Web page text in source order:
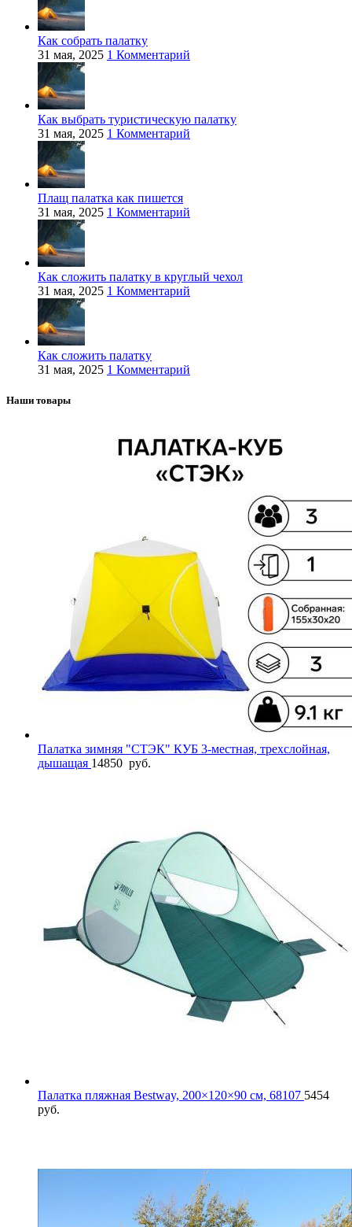
Как собрать палатку
31 мая, 2025 1 Комментарий
Как выбрать туристическую палатку
31 мая, 2025 1 Комментарий
Плащ палатка как пишется
31 мая, 2025 1 Комментарий
Как сложить палатку в круглый чехол
31 мая, 2025 1 Комментарий
Как сложить палатку
31 мая, 2025 1 Комментарий
Наши товары
Палатка зимняя "СТЭК" КУБ 3-местная, трехслойная,
дышащая 14850 руб.
Палатка пляжная Bestway, 200×120×90 см, 68107 5454
руб.